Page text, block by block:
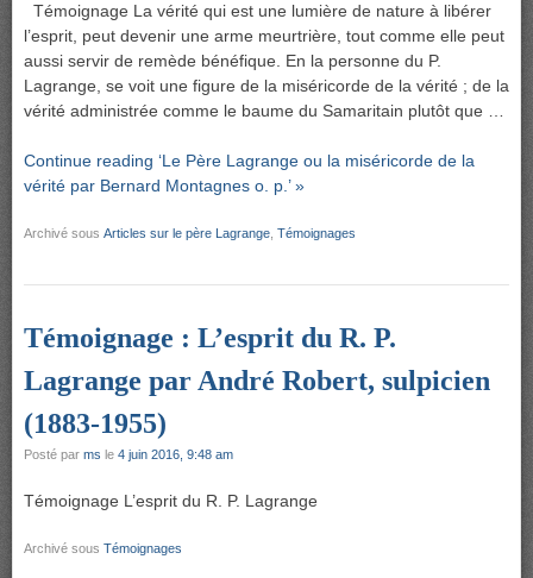
Témoignage La vérité qui est une lumière de nature à libérer
l’esprit, peut devenir une arme meurtrière, tout comme elle peut
aussi servir de remède bénéfique. En la personne du P.
Lagrange, se voit une figure de la miséricorde de la vérité ; de la
vérité administrée comme le baume du Samaritain plutôt que …
Continue reading ‘Le Père Lagrange ou la miséricorde de la
vérité par Bernard Montagnes o. p.’ »
Archivé sous Articles sur le père Lagrange Témoignages
Témoignage : L’esprit du R. P.
Lagrange par André Robert, sulpicien
(1883-1955)
Posté par ms le 4 juin 2016, 9:48 am
Témoignage L’esprit du R. P. Lagrange
Archivé sous Témoignages